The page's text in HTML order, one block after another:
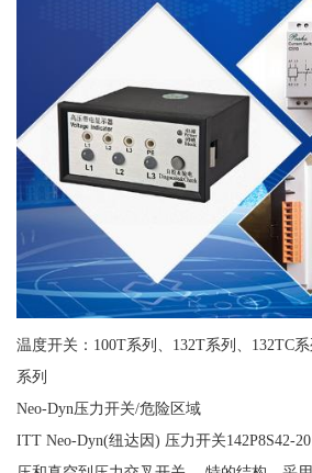
温度开关：100T系列、132T系列、132TC
系列
Neo-Dyn压力开关/危险区域
ITT Neo-Dyn(纽达因) 压力开关142P8S42-